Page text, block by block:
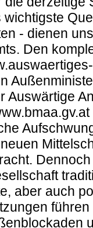
wichtigste
- dienen
Den
Auswärtige
aber auch